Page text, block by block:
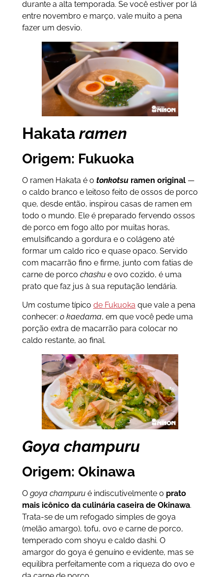
durante a alta temporada. Se você estiver por lá
entre novembro e março, vale muito a pena
fazer um desvio.
Hakata ramen
Origem: Fukuoka
O ramen Hakata é o tonkotsu ramen original —
o caldo branco e leitoso feito de ossos de porco
que, desde então, inspirou casas de ramen em
todo o mundo. Ele é preparado fervendo ossos
de porco em fogo alto por muitas horas,
emulsificando a gordura e o colágeno até
formar um caldo rico e quase opaco. Servido
com macarrão fino e firme, junto com fatias de
carne de porco chashue ovo cozido, é uma
prato que faz jus à sua reputação lendária.
Um costume típico de Fukuoka que vale a pena
conhecer: o kaedama, em que você pede uma
porção extra de macarrão para colocar no
caldo restante, ao final.
Goya champuru
Origem: Okinawa
O goya champurué indiscutivelmente o prato
mais icônico da culinária caseira de Okinawa.
Trata-se de um refogado simples de goya
(melão amargo), tofu, ovo e carne de porco,
temperado com shoyu e caldo dashi. O
amargor do goya é genuíno e evidente, mas se
equilibra perfeitamente com a riqueza do ovo e